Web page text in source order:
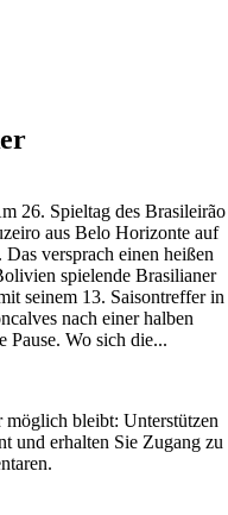
26. Spieltag des Brasileirão
aus Belo Horizonte auf
versprach einen heißen
spielende Brasilianer
seinem 13. Saisontreffer in
nach einer halben
Pause. Wo sich die...
bleibt: Unterstützen
und erhalten Sie Zugang zu